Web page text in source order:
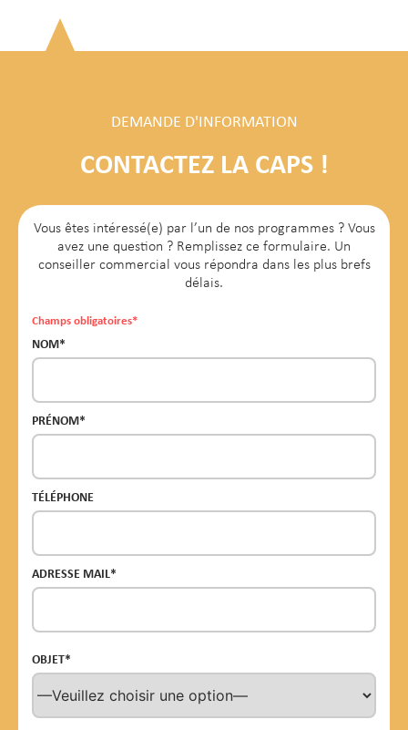
DEMANDE D'INFORMATION
CONTACTEZ LA CAPS !
Vous êtes intéressé(e) par l’un de nos programmes ? Vous
avez une question ? Remplissez ce formulaire. Un
conseiller commercial vous répondra dans les plus brefs
délais.
Champs obligatoires*
NOM*
PRÉNOM*
TÉLÉPHONE
ADRESSE MAIL*
OBJET*